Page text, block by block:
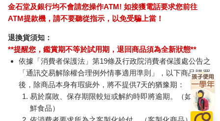
金石堂及銀行均不會請您操作ATM! 如接獲電話要求您前往
ATM提款機，請不要聽從指示，以免受騙上當！
退換貨須知：
**提醒您，鑑賞期不等於試用期，退回商品須為全新狀態**
依據「消費者保護法」第19條及行政院消費者保護處公告之
「通訊交易解除權合理例外情事適用準則」，以下商品購買
後，除商品本身有瑕疵外，將不提供7天的猶豫期：
易於腐敗、保存期限較短或解約時即將逾期。（如：生
鮮食品）